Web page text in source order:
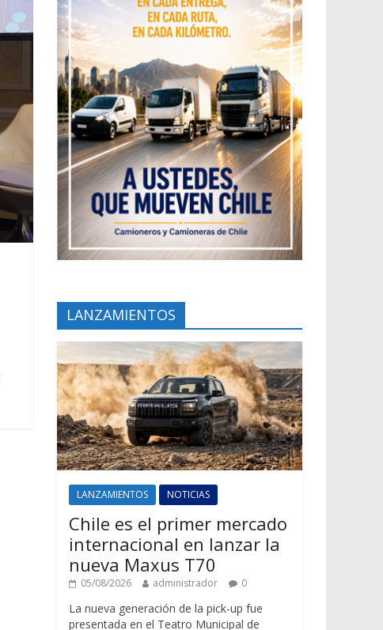
LANZAMIENTOS
LANZAMIENTOS NOTICIAS
Chile es el primer mercado
internacional en lanzar la
nueva Maxus T70
05/08/2026 administrador 0
La nueva generación de la pick-up fue
presentada en el Teatro Municipal de